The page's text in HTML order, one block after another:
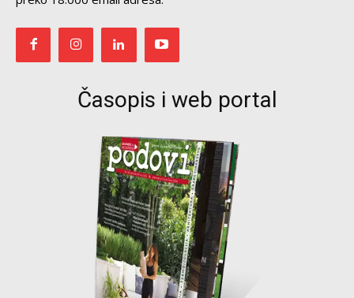
Časopis i web portal